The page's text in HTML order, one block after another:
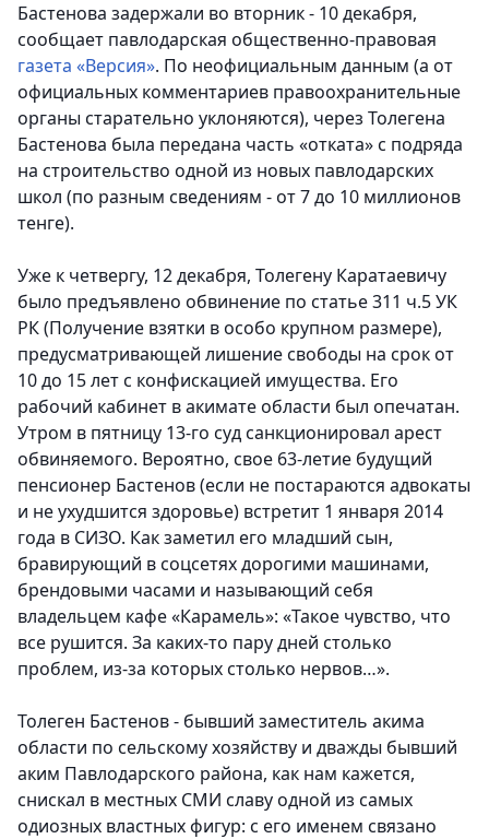
Бастенова задержали во вторник - 10 декабря,
сообщает павлодарская общественно-правовая
газета «Версия». По неофициальным данным (а от
официальных комментариев правоохранительные
органы старательно уклоняются), через Толегена
Бастенова была передана часть «отката» с подряда
на строительство одной из новых павлодарских
школ (по разным сведениям - от 7 до 10 миллионов
тенге).
Уже к четвергу, 12 декабря, Толегену Каратаевичу
было предъявлено обвинение по статье 311 ч.5 УК
РК (Получение взятки в особо крупном размере),
предусматривающей лишение свободы на срок от
10 до 15 лет с конфискацией имущества. Его
рабочий кабинет в акимате области был опечатан.
Утром в пятницу 13-го суд санкционировал арест
обвиняемого. Вероятно, свое 63-летие будущий
пенсионер Бастенов (если не постараются адвокаты
и не ухудшится здоровье) встретит 1 января 2014
года в СИЗО. Как заметил его младший сын,
бравирующий в соцсетях дорогими машинами,
брендовыми часами и называющий себя
владельцем кафе «Карамель»: «Такое чувство, что
все рушится. За каких-то пару дней столько
проблем, из-за которых столько нервов…».
Толеген Бастенов - бывший заместитель акима
области по сельскому хозяйству и дважды бывший
аким Павлодарского района, как нам кажется,
снискал в местных СМИ славу одной из самых
одиозных властных фигур: с его именем связано